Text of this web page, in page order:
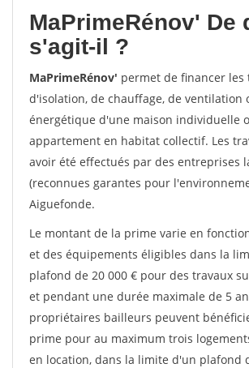
MaPrimeRénov' De
s'agit-il ?
MaPrimeRénov' permet de financer les
d'isolation, de chauffage, de ventilation
énergétique d'une maison individuelle
appartement en habitat collectif. Les
avoir été effectués par des entreprises
(reconnues garantes pour
Aiguefonde.
Le montant de la prime varie en
et des équipements éligibles dans la
plafond de 20 000 € pour des travaux
et pendant une durée maximale de 5
propriétaires bailleurs peuvent
prime pour au maximum trois
en location, dans la limite d'un plafond